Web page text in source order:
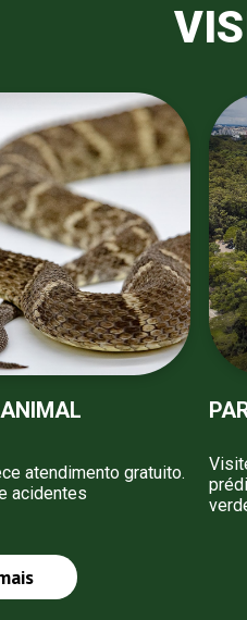
atendimento gratuito.
acidentes